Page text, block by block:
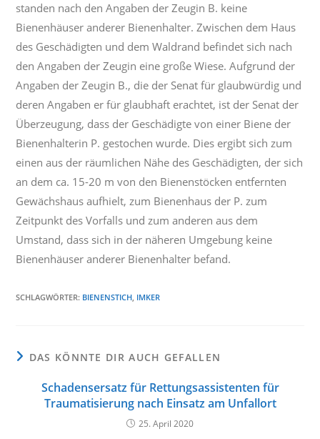
standen nach den Angaben der Zeugin B. keine
Bienenhäuser anderer Bienenhalter. Zwischen dem Haus
des Geschädigten und dem Waldrand befindet sich nach
den Angaben der Zeugin eine große Wiese. Aufgrund der
Angaben der Zeugin B., die der Senat für glaubwürdig und
deren Angaben er für glaubhaft erachtet, ist der Senat der
Überzeugung, dass der Geschädigte von einer Biene der
Bienenhalterin P. gestochen wurde. Dies ergibt sich zum
einen aus der räumlichen Nähe des Geschädigten, der sich
an dem ca. 15-20 m von den Bienenstöcken entfernten
Gewächshaus aufhielt, zum Bienenhaus der P. zum
Zeitpunkt des Vorfalls und zum anderen aus dem
Umstand, dass sich in der näheren Umgebung keine
Bienenhäuser anderer Bienenhalter befand.
SCHLAGWÖRTER: BIENENSTICH, IMKER
DAS KÖNNTE DIR AUCH GEFALLEN
Schadensersatz für Rettungsassistenten für
Traumatisierung nach Einsatz am Unfallort
25. April 2020